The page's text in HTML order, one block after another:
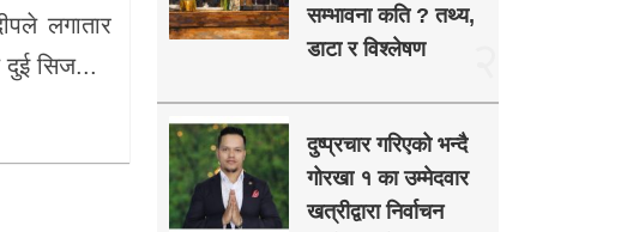
लगातार
दुई सिज...
सम्भावना कति ? तथ्य,
डाटा र विश्लेषण
दुष्प्रचार गरिएको भन्दै
गोरखा १ का उम्मेदवार
खत्रीद्वारा निर्वाचन